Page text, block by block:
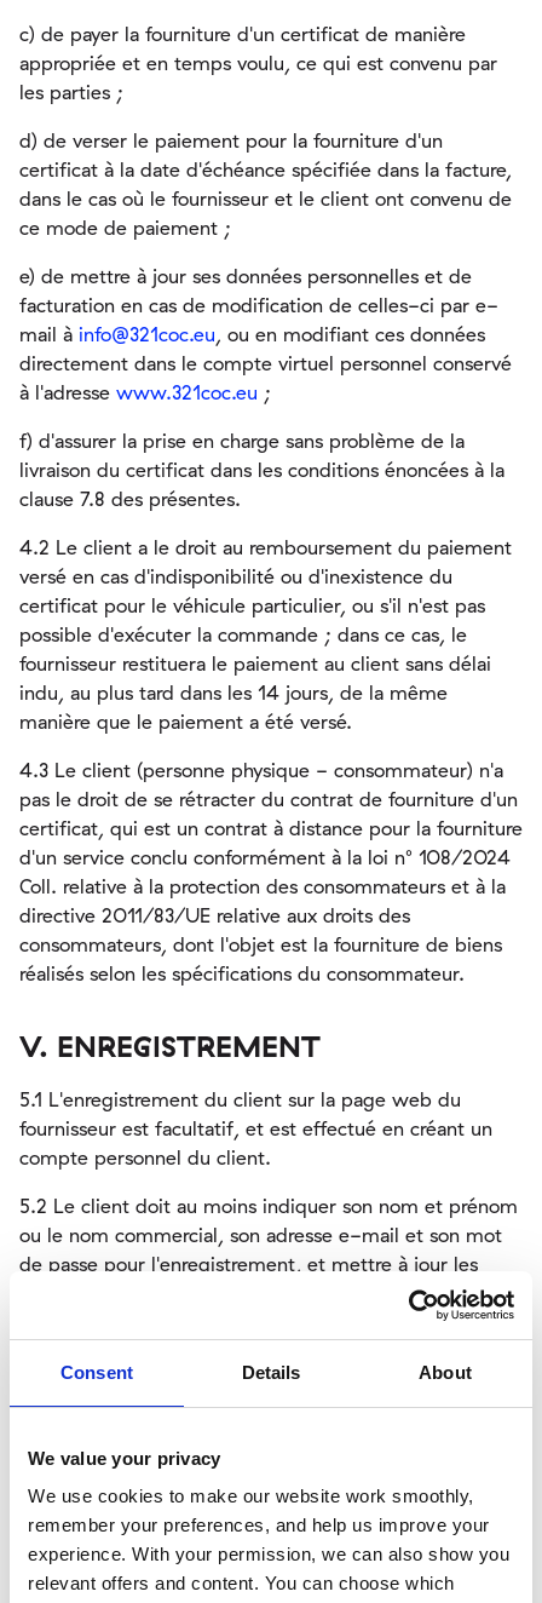
Consent Details About
We value your privacy
We use cookies to make our website work smoothly,
remember your preferences, and help us improve your
experience. With your permission, we can also show you
relevant offers and content. You can choose which
c) de payer la fourniture d'un certificat de manière
appropriée et en temps voulu, ce qui est convenu par
les parties ;
d) de verser le paiement pour la fourniture d'un
certificat à la date d'échéance spécifiée dans la facture,
dans le cas où le fournisseur et le client ont convenu de
ce mode de paiement ;
e) de mettre à jour ses données personnelles et de
facturation en cas de modification de celles-ci par e-
mail à info@321coc.eu, ou en modifiant ces données
directement dans le compte virtuel personnel conservé
à l'adresse www.321coc.eu ;
f) d'assurer la prise en charge sans problème de la
livraison du certificat dans les conditions énoncées à la
clause 7.8 des présentes.
4.2 Le client a le droit au remboursement du paiement
versé en cas d'indisponibilité ou d'inexistence du
certificat pour le véhicule particulier, ou s'il n'est pas
possible d'exécuter la commande ; dans ce cas, le
fournisseur restituera le paiement au client sans délai
indu, au plus tard dans les 14 jours, de la même
manière que le paiement a été versé.
4.3 Le client (personne physique - consommateur) n'a
pas le droit de se rétracter du contrat de fourniture d'un
certificat, qui est un contrat à distance pour la fourniture
d'un service conclu conformément à la loi n° 108/2024
Coll. relative à la protection des consommateurs et à la
directive 2011/83/UE relative aux droits des
consommateurs, dont l'objet est la fourniture de biens
réalisés selon les spécifications du consommateur.
V. ENREGISTREMENT
5.1 L'enregistrement du client sur la page web du
fournisseur est facultatif, et est effectué en créant un
compte personnel du client.
5.2 Le client doit au moins indiquer son nom et prénom
ou le nom commercial, son adresse e-mail et son mot
de passe pour l'enregistrement, et mettre à jour les
données d'identification si de tels changements.
5.3 Si le client fournit des données d'enregistrement
complètes, ces données serviront de base au
fournisseur, et le fournisseur utilisera ces données pour
moins que le client ne notifie au fournisseur d'autres
données pour une commande particulière.
5.4 Un compte virtuel personnel du client sera créé
après l'enregistrement réussi ; les données d'accès qui
doivent être confirmées par le client en cliquant sur le